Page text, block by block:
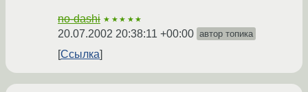
no-dashi ★★★★★
20.07.2002 20:38:11 +00:00 автор топика
Ссылка